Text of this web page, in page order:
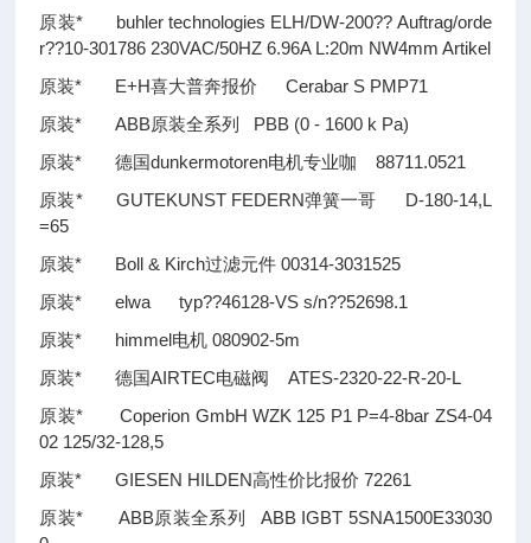
原装* buhler technologies ELH/DW-200?? Auftrag/orde
r??10-301786 230VAC/50HZ 6.96A L:20m NW4mm Artikel
原装* E+H喜大普奔报价 Cerabar S PMP71
原装* ABB原装全系列 PBB (0 - 1600 k Pa)
原装* 德国dunkermotoren电机专业咖 88711.0521
原装* GUTEKUNST FEDERN弹簧一哥 D-180-14,L
=65
原装* Boll & Kirch过滤元件 00314-3031525
原装* elwa typ??46128-VS s/n??52698.1
原装* himmel电机 080902-5m
原装* 德国AIRTEC电磁阀 ATES-2320-22-R-20-L
原装* Coperion GmbH WZK 125 P1 P=4-8bar ZS4-04
02 125/32-128,5
原装* GIESEN HILDEN高性价比报价 72261
原装* ABB原装全系列 ABB IGBT 5SNA1500E33030